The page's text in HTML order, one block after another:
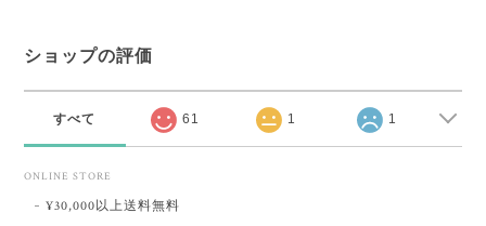
ショップの評価
すべて 61 1 1
ONLINE STORE
¥30,000以上送料無料